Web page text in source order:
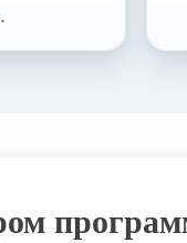
в начальной